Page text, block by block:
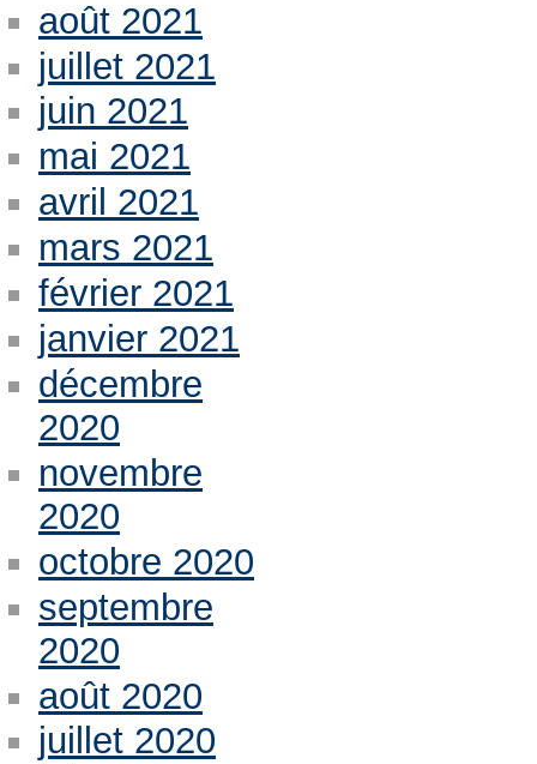
août 2021
juillet 2021
juin 2021
mai 2021
avril 2021
mars 2021
février 2021
janvier 2021
décembre
2020
novembre
2020
octobre 2020
septembre
2020
août 2020
juillet 2020